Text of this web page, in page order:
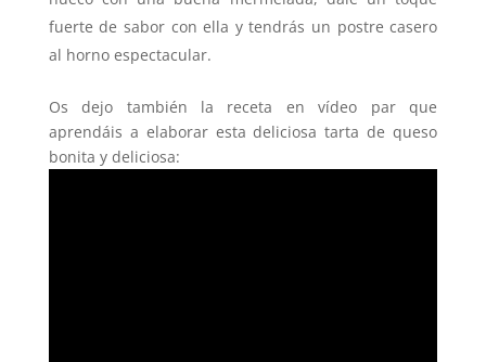
fuerte de sabor con ella y tendrás un postre casero
al horno espectacular.
Os dejo también la receta en vídeo par que
aprendáis a elaborar esta deliciosa tarta de queso
bonita y deliciosa: